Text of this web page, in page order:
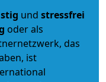
und stressfrei
oder als
das
ist